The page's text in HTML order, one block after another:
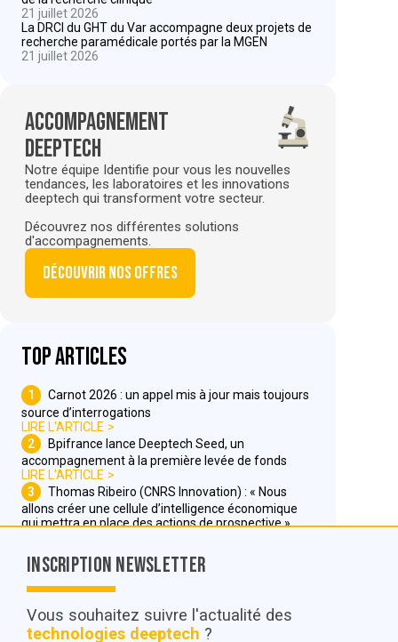
21 juillet 2026
La DRCI du GHT du Var accompagne deux projets de
recherche paramédicale portés par la MGEN
21 juillet 2026
Accompagnement
deeptech
Notre équipe Identifie pour vous les nouvelles
tendances, les laboratoires et les innovations
deeptech qui transforment votre secteur.
Découvrez nos différentes solutions
d'accompagnements.
Découvrir nos offres
Top articles
1
Carnot 2026 : un appel mis à jour mais toujours
source d’interrogations
LIRE L'ARTICLE
2
Bpifrance lance Deeptech Seed, un
accompagnement à la première levée de fonds
LIRE L'ARTICLE
3
Thomas Ribeiro (CNRS Innovation) : « Nous
allons créer une cellule d’intelligence économique
qui mettra en place des actions de prospective »
Inscription Newsletter
Vous souhaitez suivre l'actualité des
technologies deeptech ?